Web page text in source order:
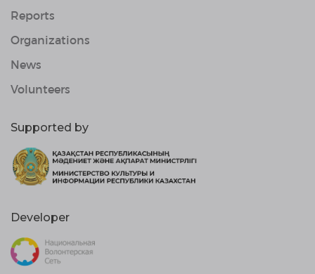
Reports
Organizations
News
Volunteers
Supported by
Developer